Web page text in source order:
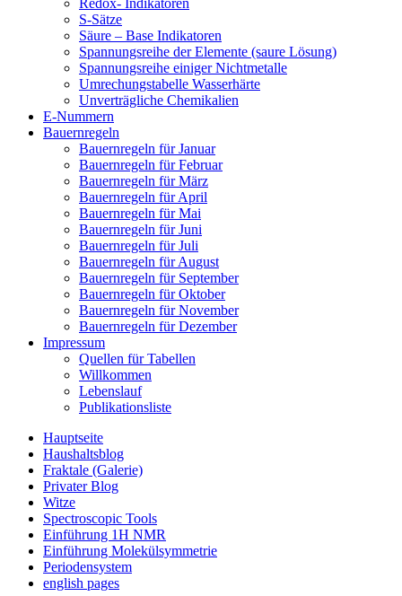
Redox- Indikatoren
S-Sätze
Säure – Base Indikatoren
Spannungsreihe der Elemente (saure Lösung)
Spannungsreihe einiger Nichtmetalle
Umrechungstabelle Wasserhärte
Unverträgliche Chemikalien
E-Nummern
Bauernregeln
Bauernregeln für Januar
Bauernregeln für Februar
Bauernregeln für März
Bauernregeln für April
Bauernregeln für Mai
Bauernregeln für Juni
Bauernregeln für Juli
Bauernregeln für August
Bauernregeln für September
Bauernregeln für Oktober
Bauernregeln für November
Bauernregeln für Dezember
Impressum
Quellen für Tabellen
Willkommen
Lebenslauf
Publikationsliste
Hauptseite
Haushaltsblog
Fraktale (Galerie)
Privater Blog
Witze
Spectroscopic Tools
Einführung 1H NMR
Einführung Molekülsymmetrie
Periodensystem
english pages